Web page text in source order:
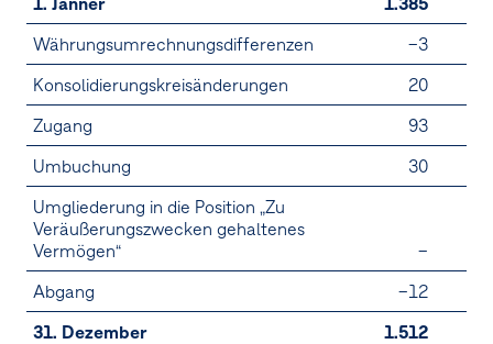
Währungsumrechnungsdifferenzen
–3
Konsolidierungskreisänderungen
20
Zugang
93
Umbuchung
30
Umgliederung in die Position „Zu
Veräußerungszwecken gehaltenes
Vermögen“
–
Abgang
–12
31. Dezember
1.512